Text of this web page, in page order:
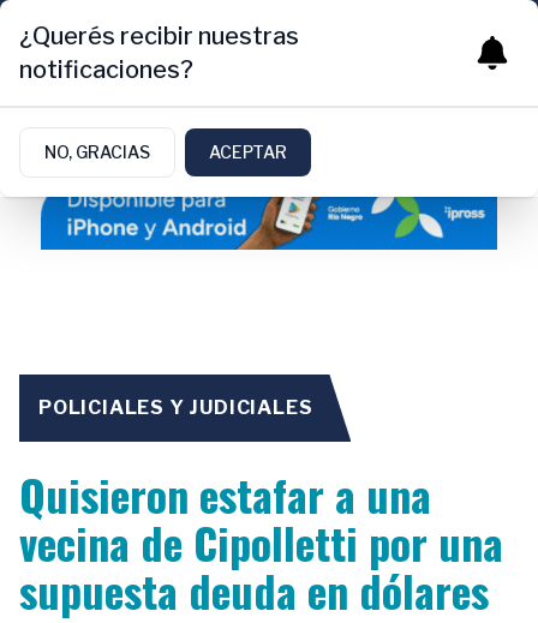
POLICIALES Y JUDICIALES
Quisieron estafar a una
vecina de Cipolletti por una
supuesta deuda en dólares
¿Querés recibir nuestras
notificaciones?
NO, GRACIAS ACEPTAR